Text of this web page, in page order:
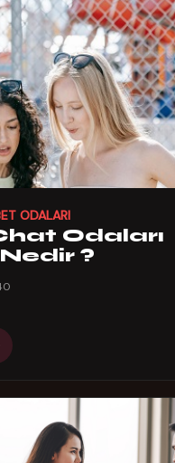
ODALARI
Odaları
?